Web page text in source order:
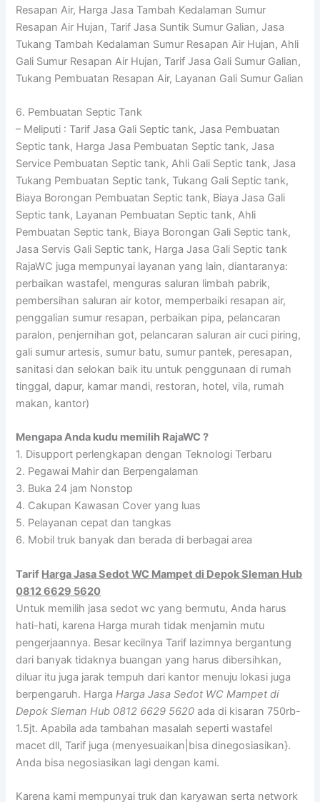
Resapan Air, Harga Jasa Tambah Kedalaman Sumur
Resapan Air Hujan, Tarif Jasa Suntik Sumur Galian, Jasa
Tukang Tambah Kedalaman Sumur Resapan Air Hujan, Ahli
Gali Sumur Resapan Air Hujan, Tarif Jasa Gali Sumur Galian,
Tukang Pembuatan Resapan Air, Layanan Gali Sumur Galian
6. Pembuatan Septic Tank
– Meliputi : Tarif Jasa Gali Septic tank, Jasa Pembuatan
Septic tank, Harga Jasa Pembuatan Septic tank, Jasa
Service Pembuatan Septic tank, Ahli Gali Septic tank, Jasa
Tukang Pembuatan Septic tank, Tukang Gali Septic tank,
Biaya Borongan Pembuatan Septic tank, Biaya Jasa Gali
Septic tank, Layanan Pembuatan Septic tank, Ahli
Pembuatan Septic tank, Biaya Borongan Gali Septic tank,
Jasa Servis Gali Septic tank, Harga Jasa Gali Septic tank
RajaWC juga mempunyai layanan yang lain, diantaranya:
perbaikan wastafel, menguras saluran limbah pabrik,
pembersihan saluran air kotor, memperbaiki resapan air,
penggalian sumur resapan, perbaikan pipa, pelancaran
paralon, penjernihan got, pelancaran saluran air cuci piring,
gali sumur artesis, sumur batu, sumur pantek, peresapan,
sanitasi dan selokan baik itu untuk penggunaan di rumah
tinggal, dapur, kamar mandi, restoran, hotel, vila, rumah
makan, kantor)
Mengapa Anda kudu memilih RajaWC ?
1. Disupport perlengkapan dengan Teknologi Terbaru
2. Pegawai Mahir dan Berpengalaman
3. Buka 24 jam Nonstop
4. Cakupan Kawasan Cover yang luas
5. Pelayanan cepat dan tangkas
6. Mobil truk banyak dan berada di berbagai area
Tarif Harga Jasa Sedot WC Mampet di Depok Sleman Hub
0812 6629 5620
Untuk memilih jasa sedot wc yang bermutu, Anda harus
hati-hati, karena Harga murah tidak menjamin mutu
pengerjaannya. Besar kecilnya Tarif lazimnya bergantung
dari banyak tidaknya buangan yang harus dibersihkan,
diluar itu juga jarak tempuh dari kantor menuju lokasi juga
berpengaruh. HargaHarga Jasa Sedot WC Mampet di
Depok Sleman Hub 0812 6629 5620 ada di kisaran 750rb-
1.5jt. Apabila ada tambahan masalah seperti wastafel
macet dll, Tarif juga (menyesuaikan|bisa dinegosiasikan}.
Anda bisa negosiasikan lagi dengan kami.
Karena kami mempunyai truk dan karyawan serta network